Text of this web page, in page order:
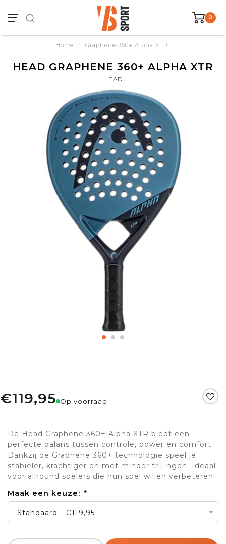
0
Home / Graphene 360+ Alpha XTR
HEAD GRAPHENE 360+ ALPHA XTR
HEAD
€119,95 Op voorraad
De Head Graphene 360+ Alpha XTR biedt een
perfecte balans tussen controle, power en comfort.
Dankzij de Graphene 360+ technologie speel je
stabieler, krachtiger en met minder trillingen. Ideaal
voor allround spelers die hun spel willen verbeteren.
Maak een keuze: *
Standaard - €119,95